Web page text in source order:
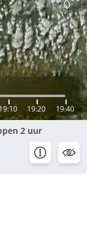
19:10 19:20 19:40
2 uur